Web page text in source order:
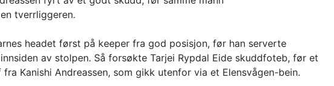
tverrliggeren.
headet først på keeper fra god posisjon, før han serverte
av stolpen. Så forsøkte Tarjei Rypdal Eide skuddfoteb, før et
Kanishi Andreassen, som gikk utenfor via et Elensvågen-bein.